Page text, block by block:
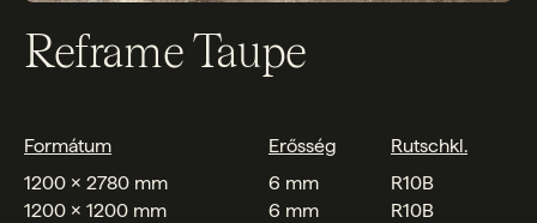
Reframe Taupe
Formátum Erősség
Rutschkl.
1200 x 2780 mm
6 mm
R10B
1200 x 1200 mm
6 mm
R10B